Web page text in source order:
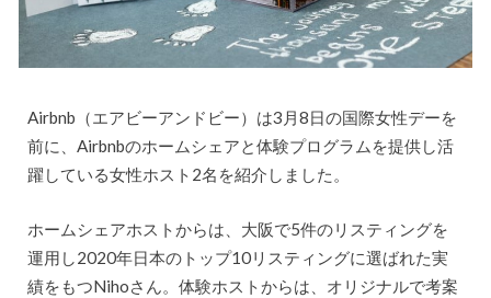
Airbnb（エアビーアンドビー）は3月8日の国際女性デーを
前に、Airbnbのホームシェアと体験プログラムを提供し活
躍している女性ホスト2名を紹介しました。
ホームシェアホストからは、大阪で5件のリスティングを
運用し2020年日本のトップ10リスティングに選ばれた実
績をもつNihoさん。体験ホストからは、オリジナルで考案